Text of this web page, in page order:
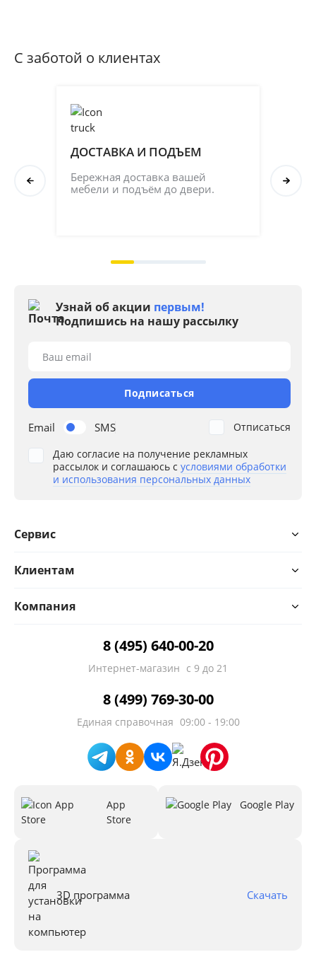
С заботой о клиентах
ДОСТАВКА И ПОДЪЕМ
Бережная доставка вашей
мебели и подъём до двери.
Узнай об акции первым!
Подпишись на нашу рассылку
Email SMS
Ваш email
Подписаться
Даю согласие на получение рекламных
рассылок и соглашаюсь с условиями обработки
и использования персональных данных
Отписаться
Сервис
Клиентам
Компания
8 (495) 640-00-20
Интернет-магазин с 9 до 21
8 (499) 769-30-00
Единая справочная 09:00 - 19:00
App
Store
Google Play
3D программа Скачать